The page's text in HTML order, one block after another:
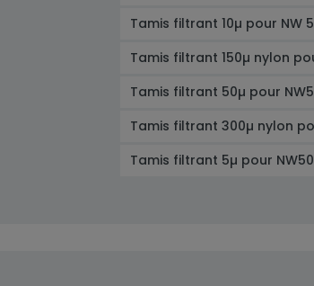
Tamis filtrant 10µ pour NW
Tamis filtrant 150µ nylon
Tamis filtrant 50µ pour
Tamis filtrant 300µ nylon
Tamis filtrant 5µ pour